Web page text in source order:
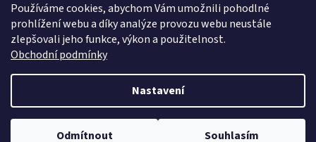
Používáme cookies, abychom Vám umožnili pohodlné
prohlížení webu a díky analýze provozu webu neustále
zlepšovali jeho funkce, výkon a použitelnost.
Obchodní podmínky
Nastavení
Odmítnout Souhlasím